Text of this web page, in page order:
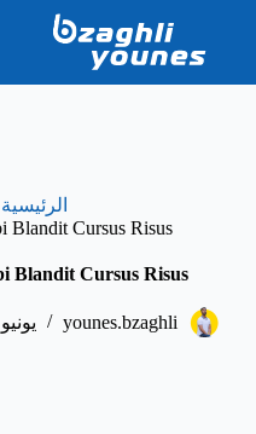
الرئيسية
Blandit Cursus Risus
Blandit Cursus Risus
younes.bzaghli يونيو 30,